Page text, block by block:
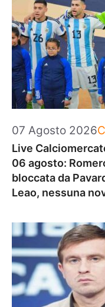
07 Agosto 2026
Live
06 agosto:
bloccata da
Leao, nessuna